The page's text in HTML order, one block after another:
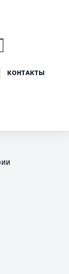
КОНТАКТЫ